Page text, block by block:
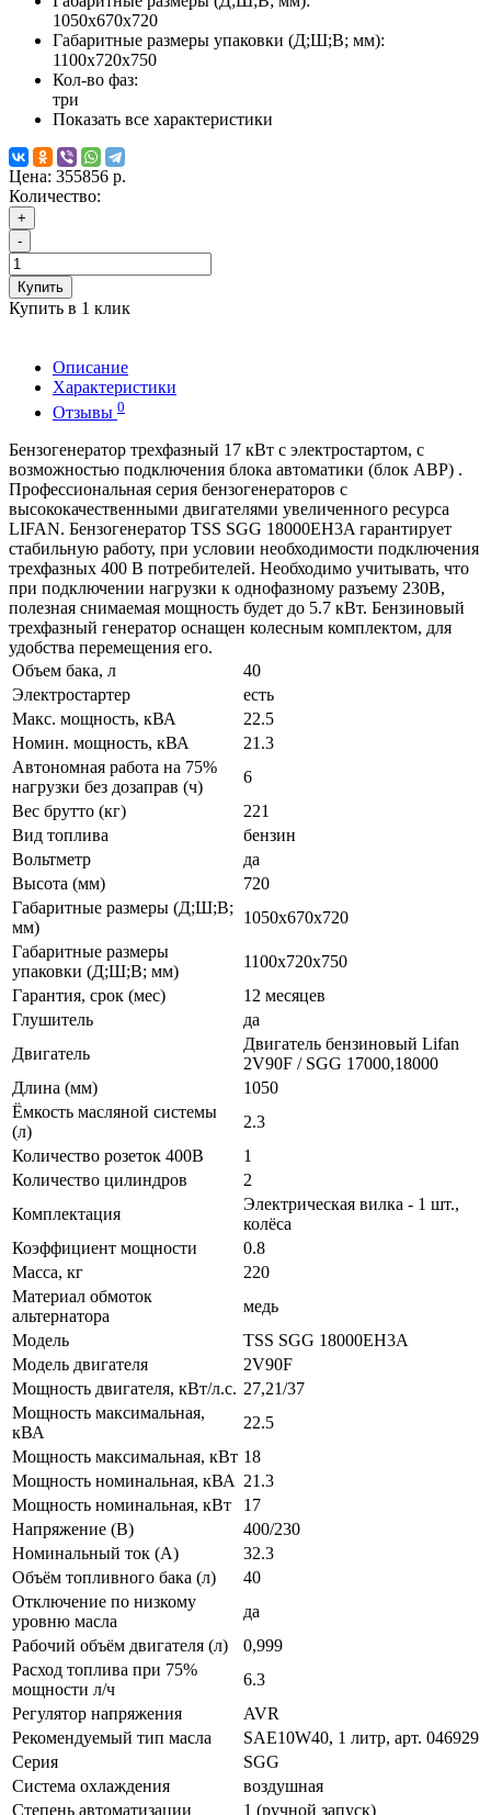
1050х670х720
Габаритные размеры упаковки (Д;Ш;В; мм):
1100х720х750
Кол-во фаз:
три
Показать все характеристики
Цена: 355856 р.
Количество:
+
-
Купить
Купить в 1 клик
Описание
Характеристики
Отзывы 0
Бензогенератор трехфазный 17 кВт с электростартом, с
возможностью подключения блока автоматики (блок АВР) .
Профессиональная серия бензогенераторов с
высококачественными двигателями увеличенного ресурса
LIFAN. Бензогенератор TSS SGG 18000EH3A гарантирует
стабильную работу, при условии необходимости подключения
трехфазных 400 В потребителей. Необходимо учитывать, что
при подключении нагрузки к однофазному разъему 230В,
полезная снимаемая мощность будет до 5.7 кВт. Бензиновый
трехфазный генератор оснащен колесным комплектом, для
удобства перемещения его.
Объем бака, л
40
Электростартер
есть
Макс. мощность, кВА
22.5
Номин. мощность, кВА
21.3
Автономная работа на 75%
нагрузки без дозаправ (ч)
6
Вес брутто (кг)
221
Вид топлива
бензин
Вольтметр
да
Высота (мм)
720
Габаритные размеры (Д;Ш;В;
мм)
1050х670х720
Габаритные размеры
упаковки (Д;Ш;В; мм)
1100х720х750
Гарантия, срок (мес)
12 месяцев
Глушитель
да
Двигатель
Двигатель бензиновый Lifan
2V90F / SGG 17000,18000
Длина (мм)
1050
Ёмкость масляной системы
(л)
2.3
Количество розеток 400В
1
Количество цилиндров
2
Комплектация
Электрическая вилка - 1 шт.,
колёса
Коэффициент мощности
0.8
Масса, кг
220
Материал обмоток
альтернатора
медь
Модель
TSS SGG 18000EH3A
Модель двигателя
2V90F
Мощность двигателя, кВт/л.с. 27,21/37
Мощность максимальная,
кВА
22.5
Мощность максимальная, кВт 18
Мощность номинальная, кВА 21.3
Мощность номинальная, кВт
17
Напряжение (В)
400/230
Номинальный ток (А)
32.3
Объём топливного бака (л)
40
Отключение по низкому
уровню масла
да
Рабочий объём двигателя (л)
0,999
Расход топлива при 75%
мощности л/ч
6.3
Регулятор напряжения
AVR
Рекомендуемый тип масла
SAE10W40, 1 литр, арт. 046929
Серия
SGG
Система охлаждения
воздушная
Степень автоматизации
1 (ручной запуск)